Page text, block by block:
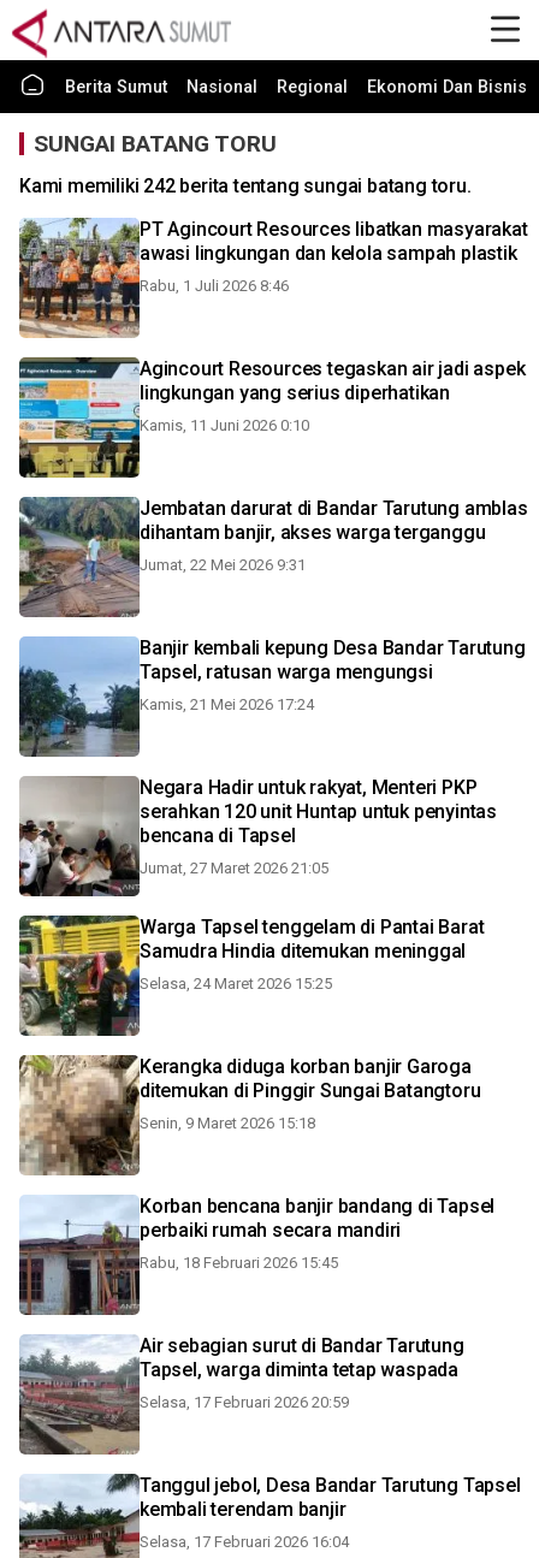
Berita Sumut Nasional Regional Ekonomi Dan Bisnis
SUNGAI BATANG TORU
Kami memiliki 242 berita tentang sungai batang toru.
PT Agincourt Resources libatkan masyarakat
awasi lingkungan dan kelola sampah plastik
Rabu, 1 Juli 2026 8:46
Agincourt Resources tegaskan air jadi aspek
lingkungan yang serius diperhatikan
Kamis, 11 Juni 2026 0:10
Jembatan darurat di Bandar Tarutung amblas
dihantam banjir, akses warga terganggu
Jumat, 22 Mei 2026 9:31
Banjir kembali kepung Desa Bandar Tarutung
Tapsel, ratusan warga mengungsi
Kamis, 21 Mei 2026 17:24
Negara Hadir untuk rakyat, Menteri PKP
serahkan 120 unit Huntap untuk penyintas
bencana di Tapsel
Jumat, 27 Maret 2026 21:05
Warga Tapsel tenggelam di Pantai Barat
Samudra Hindia ditemukan meninggal
Selasa, 24 Maret 2026 15:25
Kerangka diduga korban banjir Garoga
ditemukan di Pinggir Sungai Batangtoru
Senin, 9 Maret 2026 15:18
Korban bencana banjir bandang di Tapsel
perbaiki rumah secara mandiri
Rabu, 18 Februari 2026 15:45
Air sebagian surut di Bandar Tarutung
Tapsel, warga diminta tetap waspada
Selasa, 17 Februari 2026 20:59
Tanggul jebol, Desa Bandar Tarutung Tapsel
kembali terendam banjir
Selasa, 17 Februari 2026 16:04